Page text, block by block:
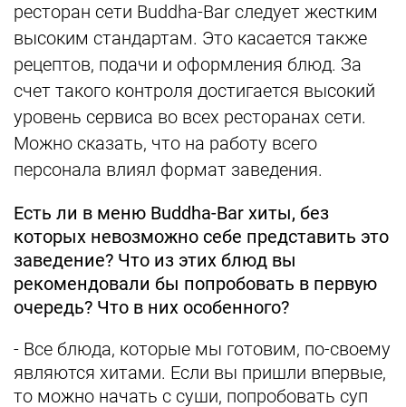
ресторан сети Buddha-Bar следует жестким
высоким стандартам. Это касается также
рецептов, подачи и оформления блюд. За
счет такого контроля достигается высокий
уровень сервиса во всех ресторанах сети.
Можно сказать, что на работу всего
персонала влиял формат заведения.
Есть ли в меню Buddha-Bar хиты, без
которых невозможно себе представить это
заведение? Что из этих блюд вы
рекомендовали бы попробовать в первую
очередь? Что в них особенного?
- Все блюда, которые мы готовим, по-своему
являются хитами. Если вы пришли впервые,
то можно начать с суши, попробовать суп